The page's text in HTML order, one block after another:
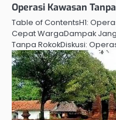
Operasi Kawasan
Table of ContentsH1:
Cepat WargaDampak
Tanpa RokokDiskusi: